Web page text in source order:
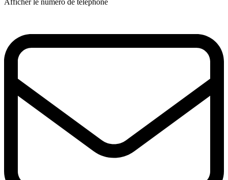
Afficher le numéro de téléphone